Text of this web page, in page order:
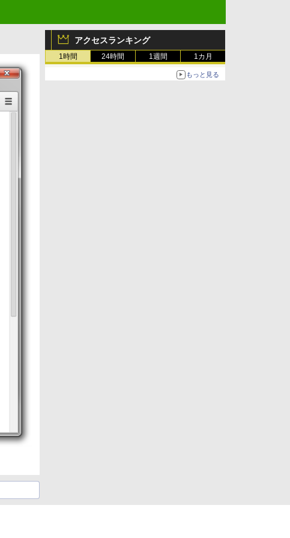
アクセスランキング
1時間 24時間 1週間 1カ月
もっと見る